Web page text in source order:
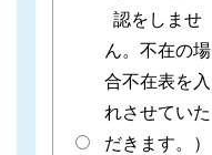
認をしませ
ん。不在の場
合不在表を入
れさせていた
だきます。）